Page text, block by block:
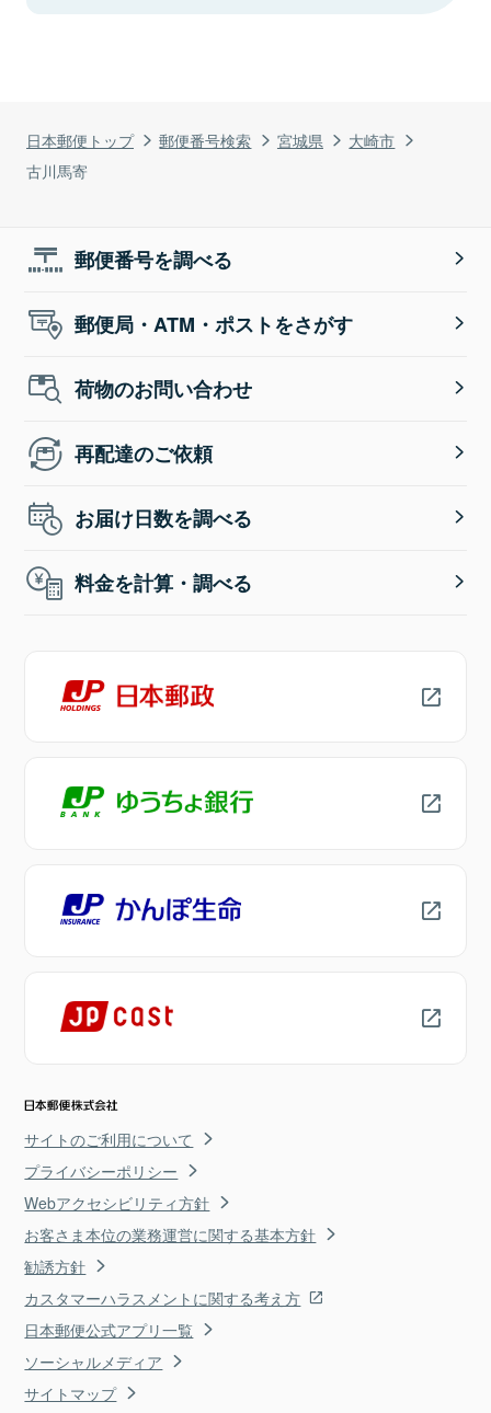
日本郵便トップ 郵便番号検索 宮城県
大崎市
古川馬寄
郵便番号を調べる
郵便局・ATM・ポストをさがす
荷物のお問い合わせ
再配達のご依頼
お届け日数を調べる
料金を計算・調べる
サイトのご利用について
プライバシーポリシー
Webアクセシビリティ方針
お客さま本位の業務運営に関する基本方針
勧誘方針
カスタマーハラスメントに関する考え方
日本郵便公式アプリ一覧
ソーシャルメディア
サイトマップ